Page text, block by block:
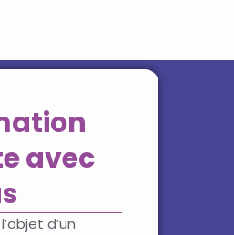
avec
d’un